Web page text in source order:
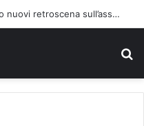
Caso Luca Esposito, emergono nuovi retroscena sull’assassino